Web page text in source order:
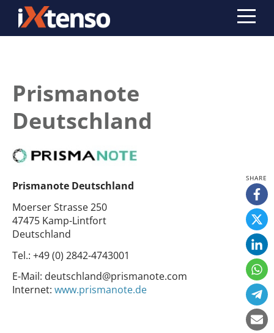
Prismanote
Deutschland
Prismanote Deutschland
Moerser Strasse 250
47475 Kamp-Lintfort
Deutschland
Tel.: +49 (0) 2842-4743001
E-Mail: deutschland@prismanote.com
Internet: www.prismanote.de